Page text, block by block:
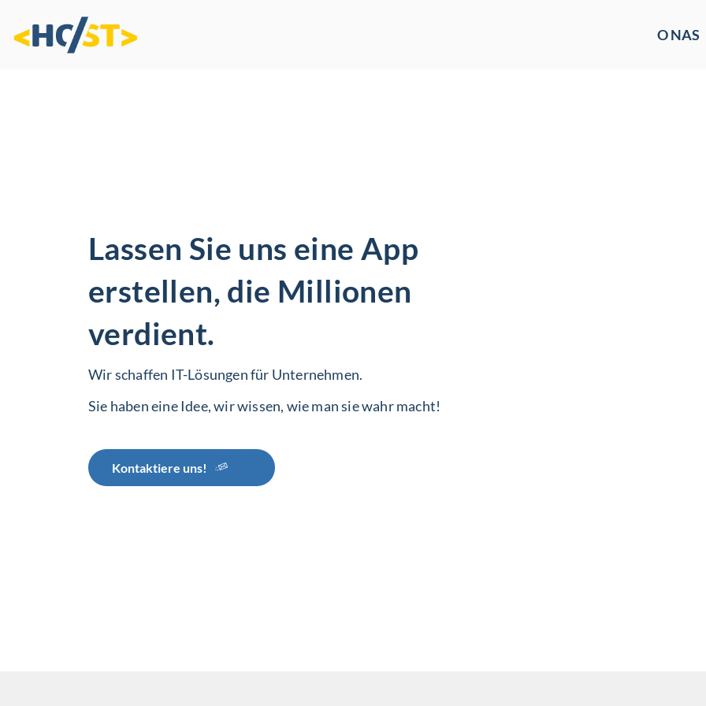
Zum
O NAS
Lassen Sie uns eine App
erstellen, die Millionen
verdient.
Wir schaffen IT-Lösungen für Unternehmen.
Sie haben eine Idee, wir wissen, wie man sie wahr macht!
Kontaktiere uns!